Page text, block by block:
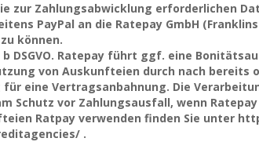
zur Zahlungsabwicklung erforderlichen
PayPal an die Ratepay GmbH
können.
DSGVO. Ratepay führt ggf. eine
von Auskunfteien durch nach bereits
eine Vertragsanbahnung. Die
Schutz vor Zahlungsausfall, wenn
Ratpay verwenden finden Sie unter
.